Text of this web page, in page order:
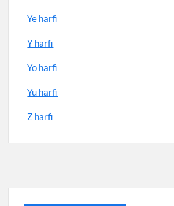
Ye harfi
Y harfi
Yo harfi
Yu harfi
Z harfi